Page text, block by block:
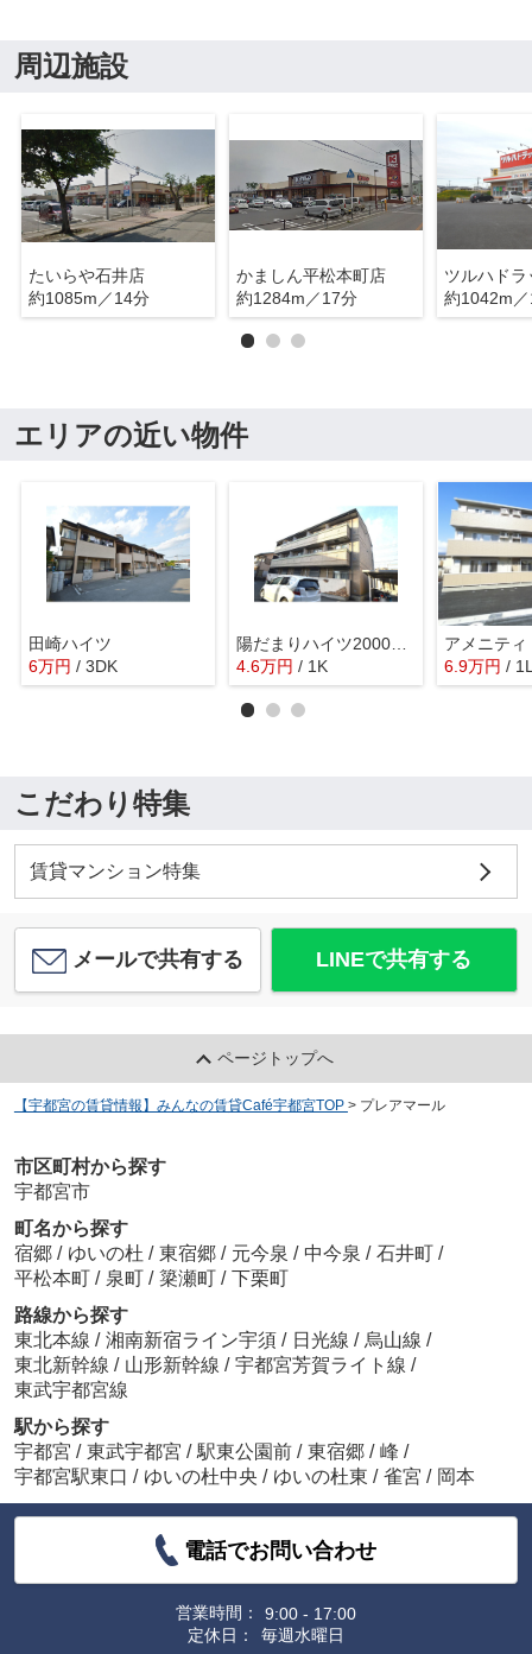
周辺施設
たいらや石井店
約1085m／14分
かましん平松本町店
約1284m／17分
約1042m
エリアの近い物件
田崎ハイツ
6万円 / 3DK
陽だまりハイツ2000 Ｃ
4.6万円 / 1K
アメニテ
6.9万円 /
こだわり特集
賃貸マンション特集
メールで共有する LINEで共有する
ページトップへ
【宇都宮の賃貸情報】みんなの賃貸Café宇都宮TOP > プレアマール
市区町村から探す
宇都宮市
町名から探す
宿郷 / ゆいの杜 / 東宿郷 / 元今泉 / 中今泉 / 石井町 /
平松本町 / 泉町 / 簗瀬町 / 下栗町
路線から探す
東北本線 / 湘南新宿ライン宇須 / 日光線 / 烏山線 /
東北新幹線 / 山形新幹線 / 宇都宮芳賀ライト線 /
東武宇都宮線
駅から探す
宇都宮 / 東武宇都宮 / 駅東公園前 / 東宿郷 / 峰 /
宇都宮駅東口 / ゆいの杜中央 / ゆいの杜東 / 雀宮 / 岡本
電話でお問い合わせ
営業時間：
9:00 - 17:00
定休日：
毎週水曜日